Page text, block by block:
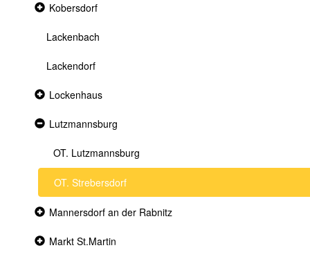
Collapsed
Kobersdorf
Lackenbach
Lackendorf
Collapsed
Lockenhaus
Expanded
Lutzmannsburg
OT. Lutzmannsburg
OT. Strebersdorf
Collapsed
Mannersdorf an der Rabnitz
Collapsed
Markt St.Martin